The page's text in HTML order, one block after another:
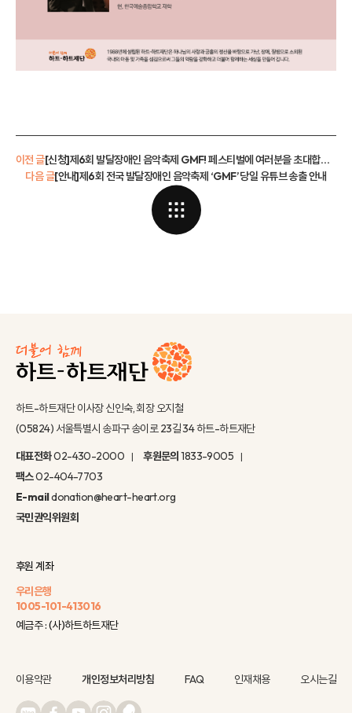
이전 글
[신청]제6회 발달장애인 음악축제 GMF! 페스티벌에 여러분을 초대합니다!
[안내]제6회 전국 발달장애인 음악축제 ‘GMF’ 당일 유튜브 송출 안내
다음 글
하트-하트재단 이사장 신인숙, 회장 오지철
(05824) 서울특별시 송파구 송이로 23길 34 하트-하트재단
대표전화02-430-2000 후원문의 1833-9005
팩스02-404-7703
E-maildonation@heart-heart.org
국민권익위원회
후원 계좌
우리은행
1005-101-413016
예금주 : (사)하트하트재단
이용약관 개인정보처리방침 FAQ 인재채용 오시는길